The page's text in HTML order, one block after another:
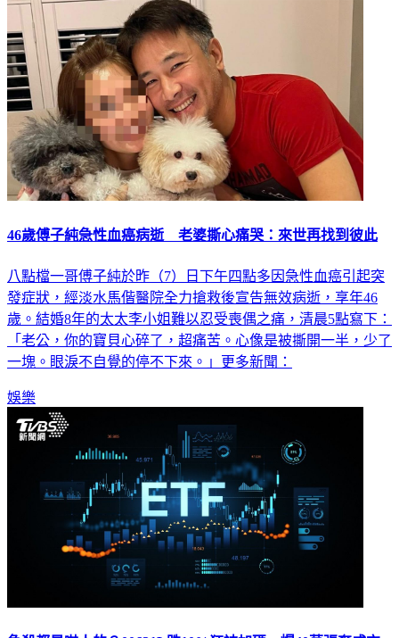
46歲傅子純急性血癌病逝 老婆撕心痛哭：來世再找到彼此
八點檔一哥傅子純於昨（7）日下午四點多因急性血癌引起突
發症狀，經淡水馬偕醫院全力搶救後宣告無效病逝，享年46
歲。結婚8年的太太李小姐難以忍受喪偶之痛，清晨5點寫下：
「老公，你的寶貝心碎了，超痛苦。心像是被撕開一半，少了
一塊。眼淚不自覺的停不下來。」更多新聞：
娛樂